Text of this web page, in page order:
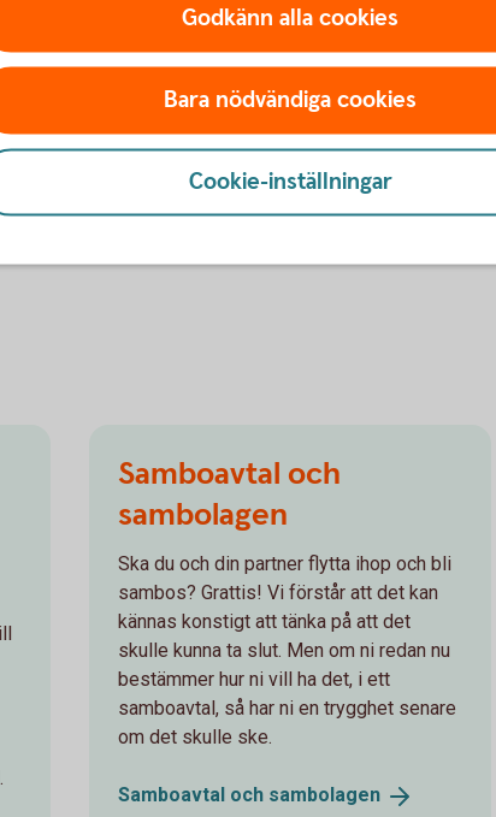
Har man barn ärver barnen den som går bort,
till exempel föräldrar.
Samboavtal och
sambolagen
Ska du och din partner flytta ihop och bli
sambos? Grattis! Vi förstår att det kan
kännas konstigt att tänka på att det
skulle kunna ta slut. Men om ni redan nu
bestämmer hur ni vill ha det, i ett
samboavtal, så har ni en trygghet senare
om det skulle ske.
Samboavtal och sambolagen
Godkänn alla cookies
Bara nödvändiga cookies
Cookie-inställningar